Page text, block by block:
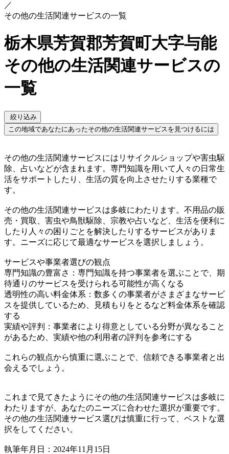
／
その他の生活関連サービスの一覧
栃木県芳賀郡芳賀町大字与能
その他の生活関連サービスの
一覧
絞り込み
この地域であなたにあったその他の生活関連サービスを見つけるには
その他の生活関連サービスにはリサイクルショップや害虫駆
除、占いなどが含まれます。専門知識を用いて人々の日常生
活をサポートしたり、生活の質を向上させたりする業種で
す。
その他の生活関連サービスは多岐にわたります。不用品の販
売・買取、害虫や鳥獣駆除、宗教や占いなど、生活を便利に
したり人々の困りごとを解決したりするサービスがありま
す。ニーズに応じて最適なサービスを選択しましょう。
サービスや事業者選びの観点
専門知識の豊富さ：専門知識を持つ事業者を選ぶことで、期
待通りのサービスを受けられる可能性が高くなる
透明性の高い料金体系：数多くの事業者がさまざまなサービ
スを提供しているため、見積もりをとるなど料金体系を確認
する
実績や評判：事業者により得意としている分野が異なること
があるため、実績や他の利用者の評判を参考にする
これらの観点から慎重に選ぶことで、信頼できる事業者と出
会えるでしょう。
これまで見てきたようにその他の生活関連サービスは多岐に
わたりますが、あなたのニーズに合わせた選択が重要です。
その他の生活関連サービス選びは慎重に行って、ベストな選
択をしてください。
執筆年月日：2024年11月15日